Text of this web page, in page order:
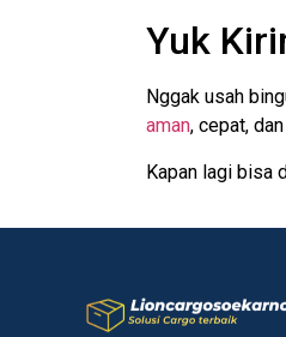
Yuk
Nggak usah
aman, cepat,
Kapan lagi bisa